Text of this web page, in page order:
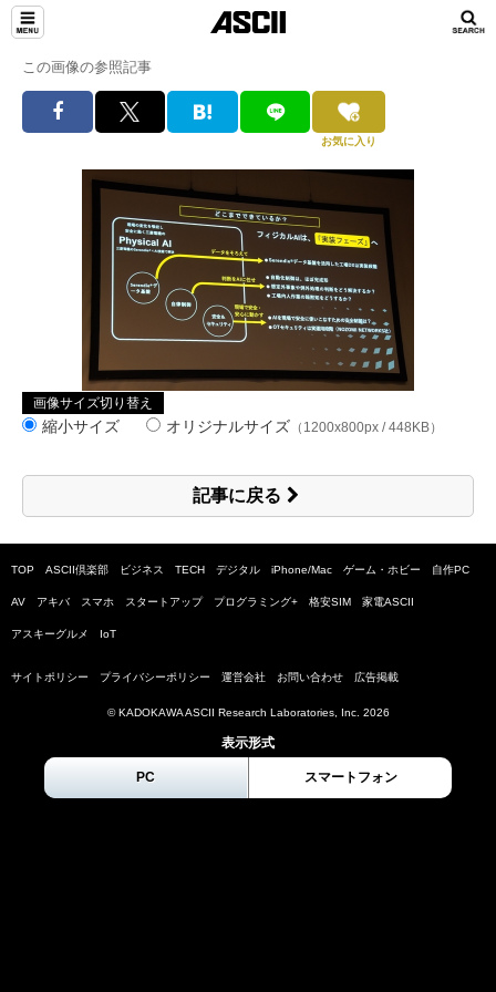
この画像の参照記事
お気に入り
画像サイズ切り替え
縮小サイズ オリジナルサイズ （1200x800px / 448KB）
記事に戻る
TOP ASCII倶楽部 ビジネス TECH デジタル iPhone/Mac ゲーム・ホビー 自作PC
AV アキバ スマホ スタートアップ プログラミング+ 格安SIM 家電ASCII
アスキーグルメ IoT
サイトポリシー プライバシーポリシー 運営会社 お問い合わせ 広告掲載
© KADOKAWA ASCII Research Laboratories, Inc. 2026
表示形式
PC スマートフォン